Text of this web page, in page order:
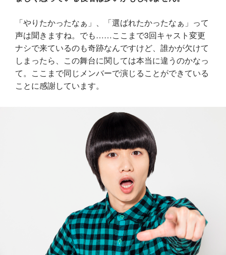
「やりたかったなぁ」、「選ばれたかったなぁ」って
声は聞きますね。でも……ここまで3回キャスト変更
ナシで来ているのも奇跡なんですけど、誰かが欠けて
しまったら、この舞台に関しては本当に違うのかなっ
て。ここまで同じメンバーで演じることができている
ことに感謝しています。